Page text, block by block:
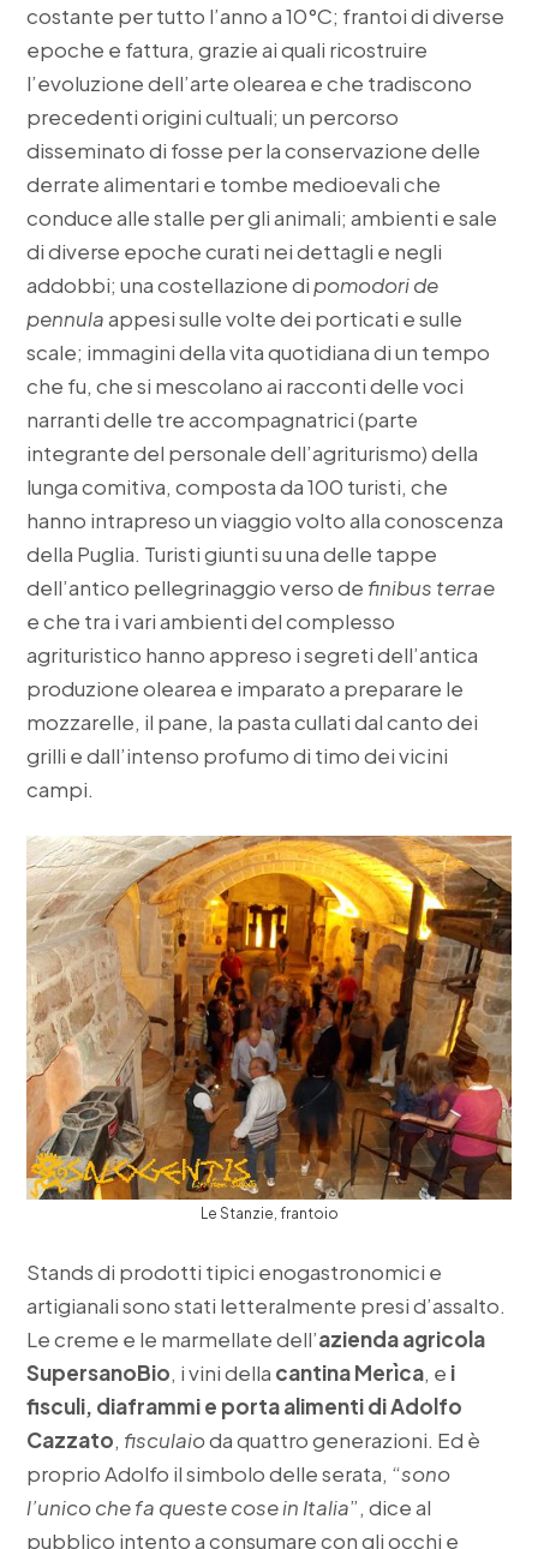
costante per tutto l’anno a 10°C; frantoi di diverse
epoche e fattura, grazie ai quali ricostruire
l’evoluzione dell’arte olearea e che tradiscono
precedenti origini cultuali; un percorso
disseminato di fosse per la conservazione delle
derrate alimentari e tombe medioevali che
conduce alle stalle per gli animali; ambienti e sale
di diverse epoche curati nei dettagli e negli
addobbi; una costellazione dipomodori de
pennulaappesi sulle volte dei porticati e sulle
scale; immagini della vita quotidiana di un tempo
che fu, che si mescolano ai racconti delle voci
narranti delle tre accompagnatrici (parte
integrante del personale dell’agriturismo) della
lunga comitiva, composta da 100 turisti, che
hanno intrapreso un viaggio volto alla conoscenza
della Puglia. Turisti giunti su una delle tappe
dell’antico pellegrinaggio verso de finibus terrae
e che tra i vari ambienti del complesso
agrituristico hanno appreso i segreti dell’antica
produzione olearea e imparato a preparare le
mozzarelle, il pane, la pasta cullati dal canto dei
grilli e dall’intenso profumo di timo dei vicini
campi.
Le Stanzie, frantoio
Stands di prodotti tipici enogastronomici e
artigianali sono stati letteralmente presi d’assalto.
Le creme e le marmellate dell’azienda agricola
SupersanoBio, i vini della cantina Merìca, e i
fisculi, diaframmi e porta alimenti di Adolfo
Cazzato, fisculaioda quattro generazioni. Ed è
proprio Adolfo il simbolo delle serata, “sono
l’unico che fa queste cose in Italia”, dice al
pubblico intento a consumare con gli occhi e